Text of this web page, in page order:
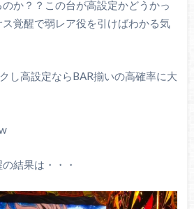
か？？この台が高設定かどうかっ
覚醒で弱レア役を引けばわかる気
し高設定ならBAR揃いの高確率に大
結果は・・・